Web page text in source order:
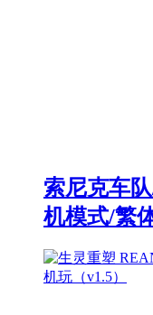
索尼克车
机模式/繁